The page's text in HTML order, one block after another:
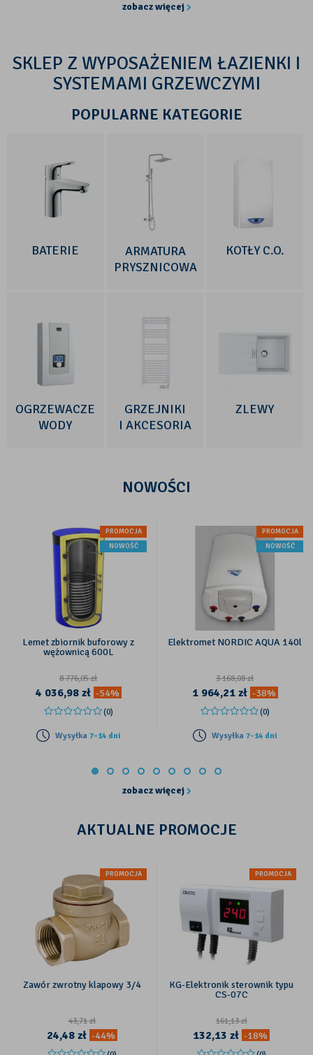
zobacz więcej
SKLEP Z WYPOSAŻENIEM ŁAZIENKI I
SYSTEMAMI GRZEWCZYMI
POPULARNE KATEGORIE
BATERIE
ARMATURA
PRYSZNICOWA
KOTŁY C.O.
OGRZEWACZE
WODY
GRZEJNIKI
I AKCESORIA
ZLEWY
NOWOŚCI
PROMOCJA
NOWOŚĆ
Lemet zbiornik buforowy z
wężownicą 600L
8 776,05zł
4 036,98 zł -54%
(0)
Wysyłka 7-14 dni
PROMOCJA
NOWOŚĆ
Elektromet NORDIC AQUA 140l
3 168,08zł
1 964,21 zł -38%
(0)
Wysyłka 7-14 dni
zobacz więcej
AKTUALNE PROMOCJE
PROMOCJA
Zawór zwrotny klapowy 3/4
43,71zł
24,48 zł -44%
PROMOCJA
KG-Elektronik sterownik typu
CS-07C
161,13zł
132,13 zł -18%